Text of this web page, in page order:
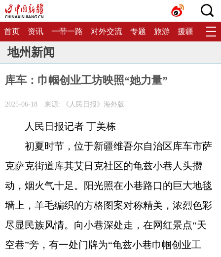
首页 资讯 一带一路 对外交流 专题 旅游 援疆 生态
地州新闻
库车：巾帼创业工坊映照“她力量”
2025-06-18 来源: 《人民日报》海外版
人民日报记者 丁美栋
初夏时节，位于新疆维吾尔自治区库车市萨
克萨克街道库其艾日克社区的龟兹小巷人头攒
动，烟火气十足。阳光照在小巷路口的巨大地毯
墙上，羊毛编织的方格图案对称精美，浓烈色彩
尽显民族风情。向小巷深处走，在网红景点“天
空巷”旁，有一处门牌为“龟兹小巷巾帼创业工